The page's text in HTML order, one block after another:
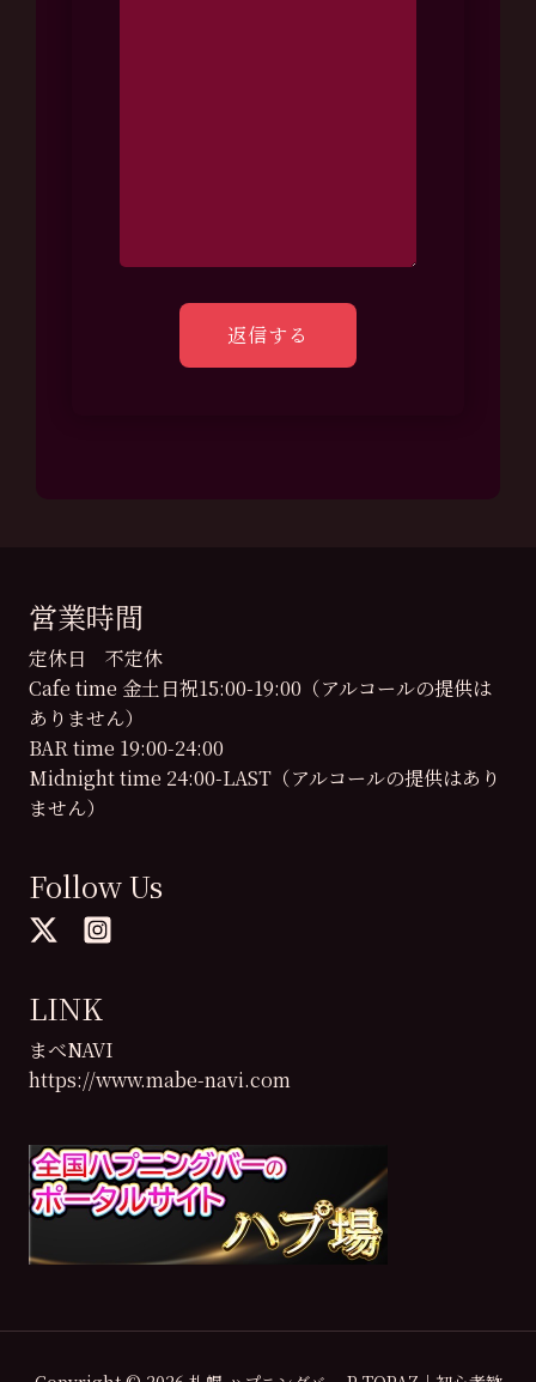
営業時間
定休日 不定休
Cafe time 金土日祝15:00-19:00（アルコールの提供は
ありません）
BAR time 19:00-24:00
Midnight time 24:00-LAST（アルコールの提供はあり
ません）
Follow Us
LINK
まべNAVI
https://www.mabe-navi.com